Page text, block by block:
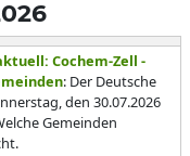
Cochem-Zell -
: Der Deutsche
den 30.07.2026
Gemeinden